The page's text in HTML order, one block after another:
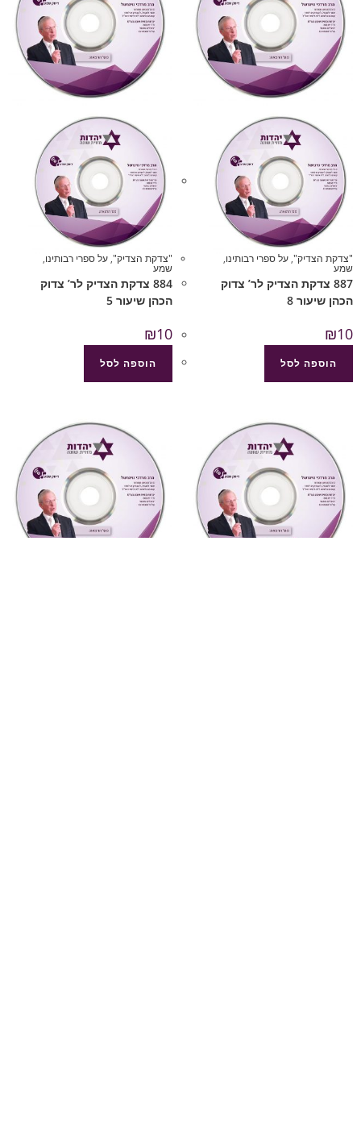
"צדקת הצדיק",על ספרי רבותינו,
שמע
887 צדקת הצדיק לר’ צדוק
הכהן שיעור 8
₪10
הוספה לסל
"צדקת הצדיק",על ספרי רבותינו,
שמע
884 צדקת הצדיק לר’ צדוק
הכהן שיעור 5
₪10
הוספה לסל